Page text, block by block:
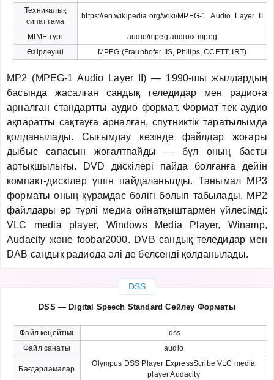
Техникалық
сипаттама
https://en.wikipedia.org/wiki/MPEG-1_Audio_Layer_II
MIME түрі
audio/mpeg audio/x-mpeg
Әзірлеуші
MPEG (Fraunhofer IIS, Philips, CCETT, IRT)
MP2 (MPEG-1 Audio Layer II) — 1990-шы жылдардың
басында жасалған сандық теледидар мен радиоға
арналған стандартты аудио формат. Формат тек аудио
ақпаратты сақтауға арналған, спутниктік таратылымда
қолданылады. Сығымдау кезінде файлдар жоғары
дыбыс сапасын жоғалтпайды — бұл оның басты
артықшылығы. DVD дискілері пайда болғанға дейін
компакт-дискілер үшін пайдаланылды. Танымал MP3
форматы оның құрамдас бөлігі болып табылады. MP2
файлдары әр түрлі медиа ойнатқыштармен үйлесімді:
VLC media player, Windows Media Player, Winamp,
Audacity және foobar2000. DVB сандық теледидар мен
DAB сандық радиода әлі де белсенді қолданылады.
DSS
DSS — Digital Speech Standard Сөйлеу Форматы
Файл кеңейтімі
.dss
Файл санаты
audio
Бағдарламалар
Olympus DSS Player ExpressScribe VLC media
player Audacity